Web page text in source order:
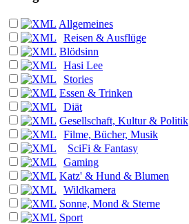
Allgemeines
Reisen & Ausflüge
Blödsinn
Hasi Lee
Stories
Essen & Trinken
Diät
Gesellschaft, Kultur & Politik
Filme, Bücher, Musik
SciFi & Fantasy
Gaming
Katz' & Hund & Blumen
Wildkamera
Sonne, Mond & Sterne
Sport